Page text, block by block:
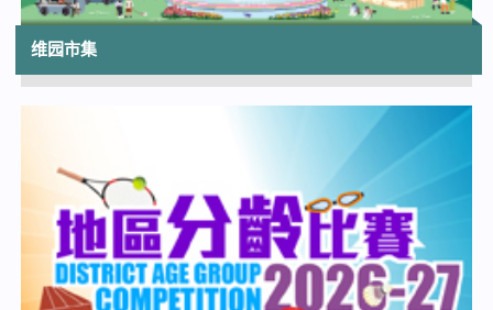
13:30
夏日亲子电影节 2026 「动画短片大派对3：
创作力量同幻想」
香港太空馆演讲厅
夏日亲子电影节 2026《树屋奇幻故事集》
(现场粤语配音)
香港电影资料馆电影院
14:15
「香港芭蕾舞学会超新星大赏2026」
维园市集